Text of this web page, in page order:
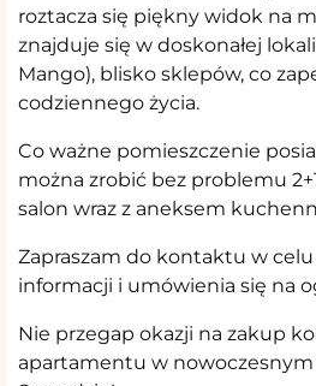
roztacza się piękny widok na
znajduje się w doskonałej
Mango), blisko sklepów, co
codziennego życia.
Co ważne pomieszczenie
można zrobić bez problemu
salon wraz z aneksem
Zapraszam do kontaktu w
informacji i umówienia się na
Nie przegap okazji na zakup
apartamentu w